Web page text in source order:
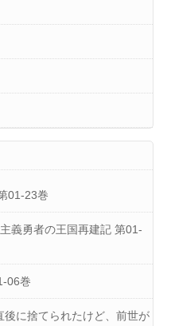
01-23巻
義勇者の王国再建記 第01-
06巻
に捨てられたけど、前世が